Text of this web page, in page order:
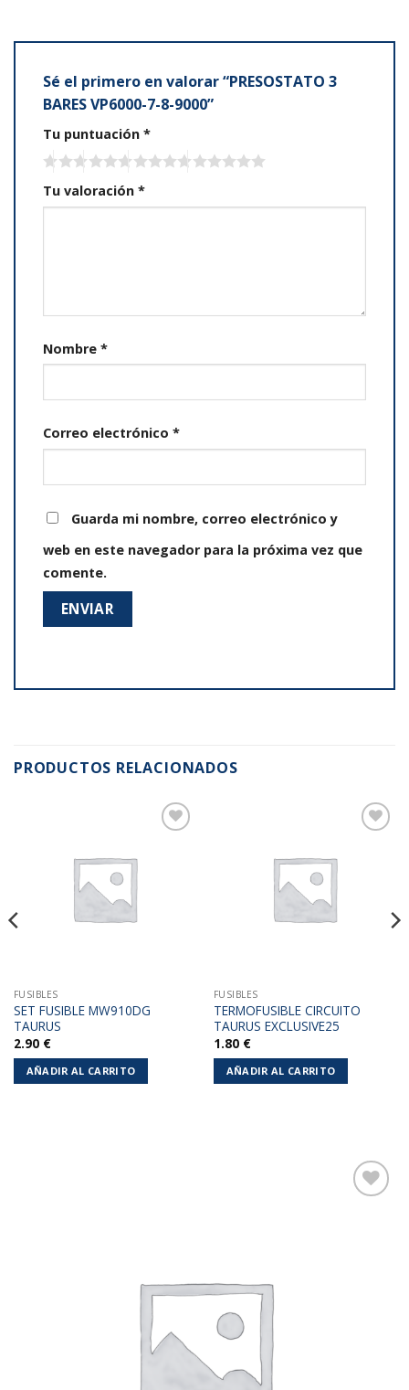
Sé el primero en valorar “PRESOSTATO 3
BARES VP6000-7-8-9000”
Tu puntuación *
Tu valoración *
Nombre *
Correo electrónico *
Guarda mi nombre, correo electrónico y
web en este navegador para la próxima vez que
comente.
PRODUCTOS RELACIONADOS
FUSIBLES
SET FUSIBLE MW910DG
TAURUS
2.90 €
AÑADIR AL CARRITO
FUSIBLES
TERMOFUSIBLE CIRCUITO
TAURUS EXCLUSIVE25
1.80 €
AÑADIR AL CARRITO